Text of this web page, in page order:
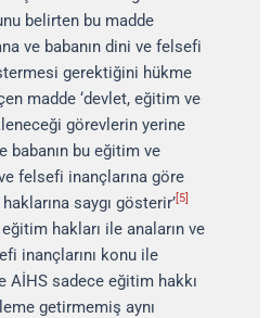
belirten bu madde
ve babanın dini ve felsefi
gerektiğini hükme
madde ‘devlet, eğitim ve
görevlerin yerine
babanın bu eğitim ve
felsefi inançlarına göre
saygı gösterir’[5]
hakları ile anaların ve
inançlarını konu ile
AİHS sadece eğitim hakkı
getirmemiş aynı